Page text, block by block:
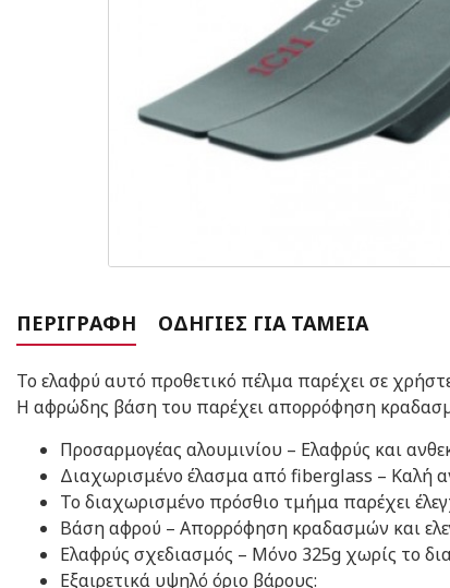
ΠΕΡΙΓΡΑΦΉ ΟΔΗΓΊΕΣ ΓΙΑ ΤΑΜΕΊΑ
Το ελαφρύ αυτό προθετικό πέλμα παρέχει σε
Η αφρώδης βάση του παρέχει απορρόφηση
Προσαρμογέας αλουμινίου – Ελαφρύς και
Διαχωρισμένο έλασμα από fiberglass – Καλή
Το διαχωρισμένο πρόσθιο τμήμα παρέχει
Βάση αφρού – Απορρόφηση κραδασμών και
Ελαφρύς σχεδιασμός – Μόνο 325g χωρίς το
Εξαιρετικά υψηλό όριο βάρους: